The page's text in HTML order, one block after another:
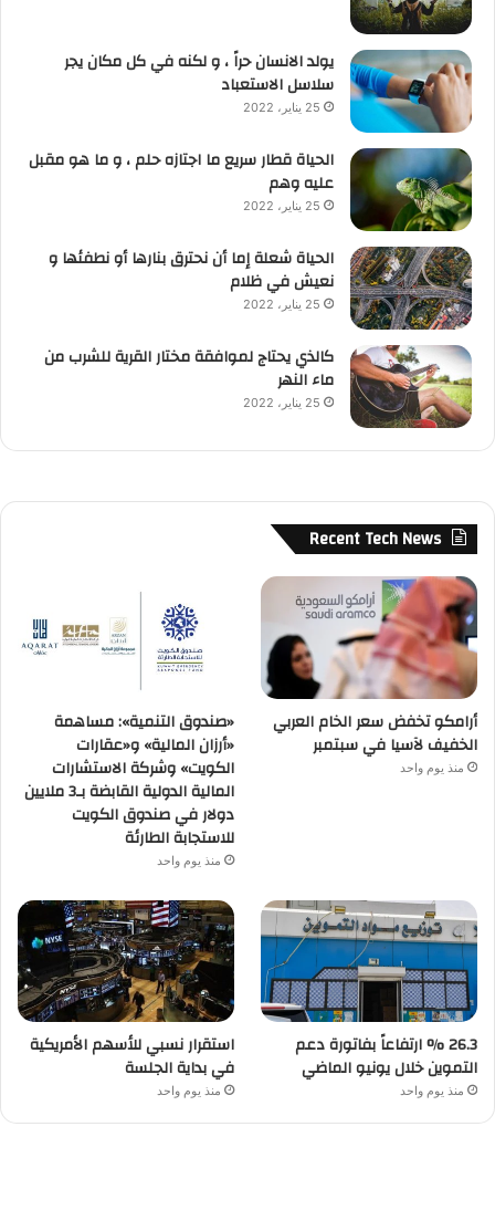
يولد الانسان حراً ، و لكنه في كل مكان يجر
سلاسل الاستعباد
25 يناير، 2022
الحياة قطار سريع ما اجتازه حلم ، و ما هو مقبل
عليه وهم
25 يناير، 2022
الحياة شعلة إما أن نحترق بنارها أو نطفئها و
نعيش في ظلام
25 يناير، 2022
كالذي يحتاج لموافقة مختار القرية للشرب من
ماء النهر
25 يناير، 2022
Recent Tech News
أرامكو تخفض سعر الخام العربي
الخفيف لآسيا في سبتمبر
منذ يوم واحد
«صندوق التنمية»: مساهمة
«أرزان المالية» و«عقارات
الكويت» وشركة الاستشارات
المالية الدولية القابضة بـ3 ملايين
دولار في صندوق الكويت
للاستجابة الطارئة
منذ يوم واحد
26.3 % ارتفاعاً بفاتورة دعم
التموين خلال يونيو الماضي
منذ يوم واحد
استقرار نسبي للأسهم الأمريكية
في بداية الجلسة
منذ يوم واحد